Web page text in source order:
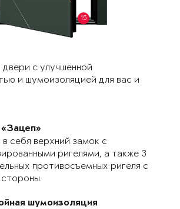
15
двери с улучшенной
и шумоизоляцией для вас и
в себя верхний замок с
ригелями, а также 3
противосъемных ригеля с
стороны.
шумоизоляция